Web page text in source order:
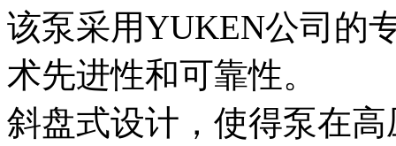
该泵采用YUKEN公司的
术先进性和可靠性。
斜盘式设计，使得泵在